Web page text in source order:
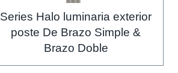
Series Halo luminaria exterior
poste De Brazo Simple &
Brazo Doble